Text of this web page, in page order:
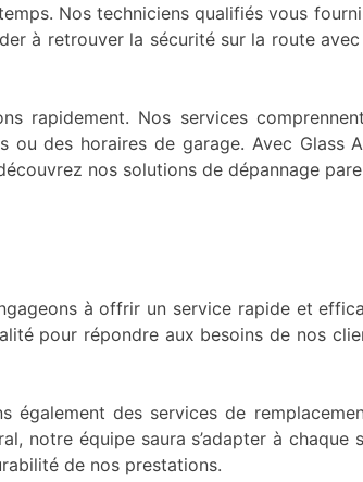
Nos techniciens qualifiés vous
à retrouver la sécurité sur la route
rapidement. Nos services
des horaires de garage. Avec Glass
nos solutions de dépannage
à offrir un service rapide et
pour répondre aux besoins de nos
également des services de
notre équipe saura s’adapter à chaque
de nos prestations.